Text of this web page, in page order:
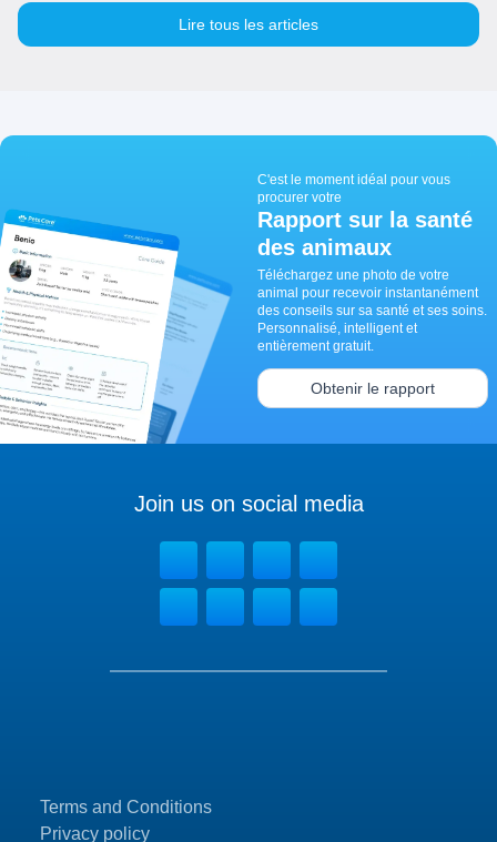
Lire tous les articles
C'est le moment idéal pour vous
procurer votre
Rapport sur la santé
des animaux
Téléchargez une photo de votre
animal pour recevoir instantanément
des conseils sur sa santé et ses soins.
Personnalisé, intelligent et
entièrement gratuit.
Obtenir le rapport
Terms and Conditions
Privacy policy
Join us on social media